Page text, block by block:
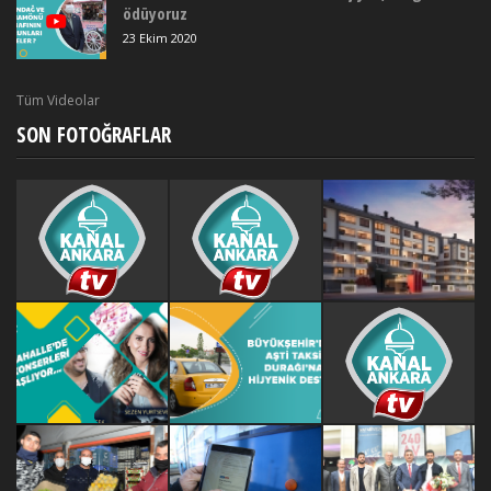
ödüyoruz
23 Ekim 2020
Tüm Videolar
SON FOTOĞRAFLAR